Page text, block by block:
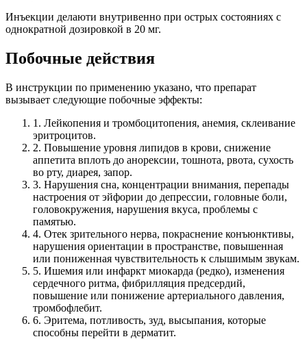
Инъекции делаюти внутривенно при острых состояниях с
однократной дозировкой в 20 мг.
Побочные действия
В инструкции по применению указано, что препарат
вызывает следующие побочные эффекты:
1. Лейкопения и тромбоцитопения, анемия, склеивание
эритроцитов.
2. Повышение уровня липидов в крови, снижение
аппетита вплоть до анорексии, тошнота, рвота, сухость
во рту, диарея, запор.
3. Нарушения сна, концентрации внимания, перепады
настроения от эйфории до депрессии, головные боли,
головокружения, нарушения вкуса, проблемы с
памятью.
4. Отек зрительного нерва, покраснение конъюнктивы,
нарушения ориентации в пространстве, повышенная
или пониженная чувствительность к слышимым звукам.
5. Ишемия или инфаркт миокарда (редко), изменения
сердечного ритма, фибрилляция предсердий,
повышение или понижение артериального давления,
тромбофлебит.
6. Эритема, потливость, зуд, высыпания, которые
способны перейти в дерматит.